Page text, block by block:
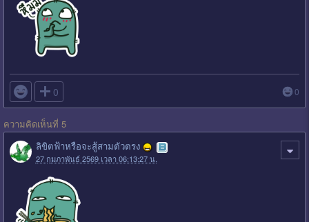
 0 0
ความคิดเห็นที่ 5
ลิขิตฟ้าหรือจะสู้สามตัวตรง
27 กุมภาพันธ์ 2569 เวลา 06:13:27 น.